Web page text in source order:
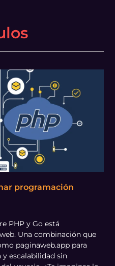
programación
PHP y Go está
Una combinación que
paginaweb.app para
y escalabilidad sin